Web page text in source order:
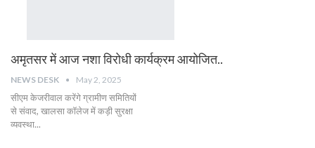
अमृतसर में आज नशा विरोधी कार्यक्रम आयोजित..
NEWS DESK May 2, 2025
सीएम केजरीवाल करेंगे ग्रामीण समितियों
से संवाद, खालसा कॉलेज में कड़ी सुरक्षा
व्यवस्था...